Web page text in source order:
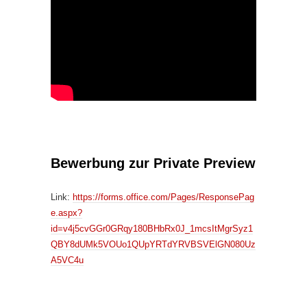
Bewerbung zur Private Preview
Link: https://forms.office.com/Pages/ResponsePag
e.aspx?
id=v4j5cvGGr0GRqy180BHbRx0J_1mcsItMgrSyz1
QBY8dUMk5VOUo1QUpYRTdYRVBSVElGN080Uz
A5VC4u